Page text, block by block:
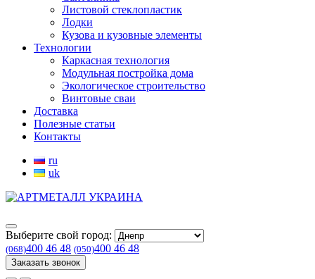
Листовой стеклопластик
Лодки
Кузова и кузовные элементы
Технологии
Каркасная технология
Модульная постройка дома
Экологическое строительство
Винтовые сваи
Доставка
Полезные статьи
Контакты
ru
uk
Выберите свой город:
(068)400 46 48 (050)400 46 48
Заказать звонок